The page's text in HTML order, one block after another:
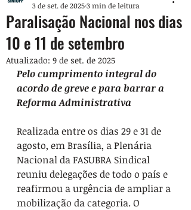
Paralisação Nacional nos dias
10 e 11 de setembro
3 de set. de 20253 min de leitura
Atualizado: 9 de set. de 2025
Pelo cumprimento integral do
acordo de greve e para barrar a
Reforma Administrativa
Realizada entre os dias 29 e 31 de
agosto, em Brasília, a Plenária
Nacional da FASUBRA Sindical
reuniu delegações de todo o país e
reafirmou a urgência de ampliar a
mobilização da categoria. O